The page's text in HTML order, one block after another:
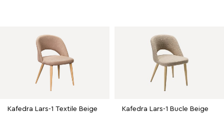
Kafedra Lars-1 Textile Beige Kafedra Lars-1 Bucle Beige